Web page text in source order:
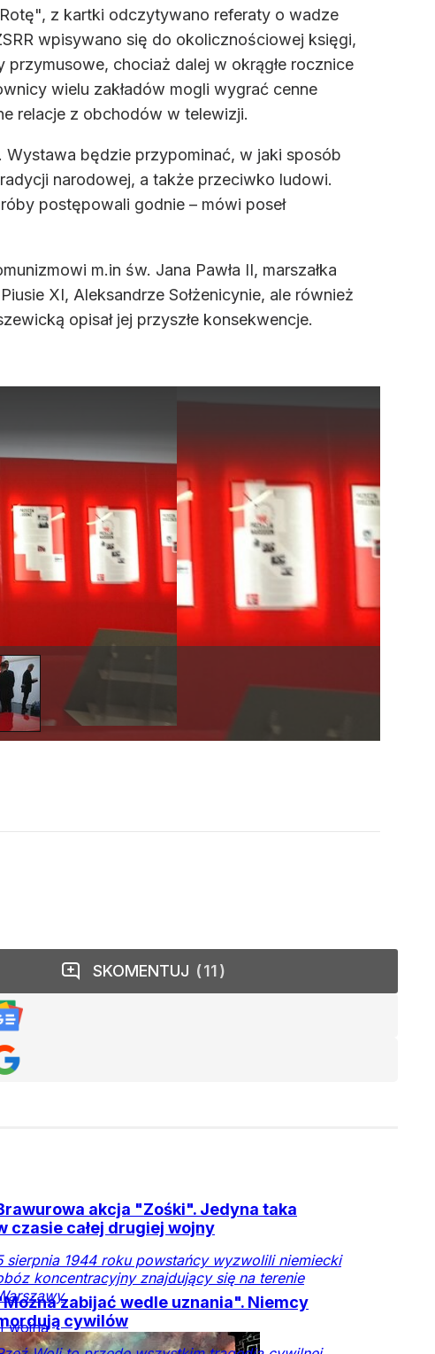
z kartki odczytywano referaty o wadze
wpisywano się do okolicznościowej księgi,
chociaż dalej w okrągłe rocznice
wielu zakładów mogli wygrać cenne
relacje z obchodów w telewizji.
Wystawa będzie przypominać, w jaki sposób
narodowej, a także przeciwko ludowi.
postępowali godnie – mówi poseł
m.in św. Jana Pawła II, marszałka
XI, Aleksandrze Sołżenicynie, ale również
opisał jej przyszłe konsekwencje.
SKOMENTUJ 11
akcja "Zośki". Jedyna taka
czasie całej drugiej wojny
sierpnia 1944 roku powstańcy wyzwolili niemiecki
koncentracyjny znajdujący się na terenie
wojna
Powstanie
zabijać wedle uznania". Niemcy
cywilów